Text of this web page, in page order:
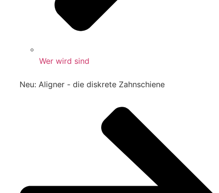
Wer wird sind
Neu: Aligner - die diskrete Zahnschiene